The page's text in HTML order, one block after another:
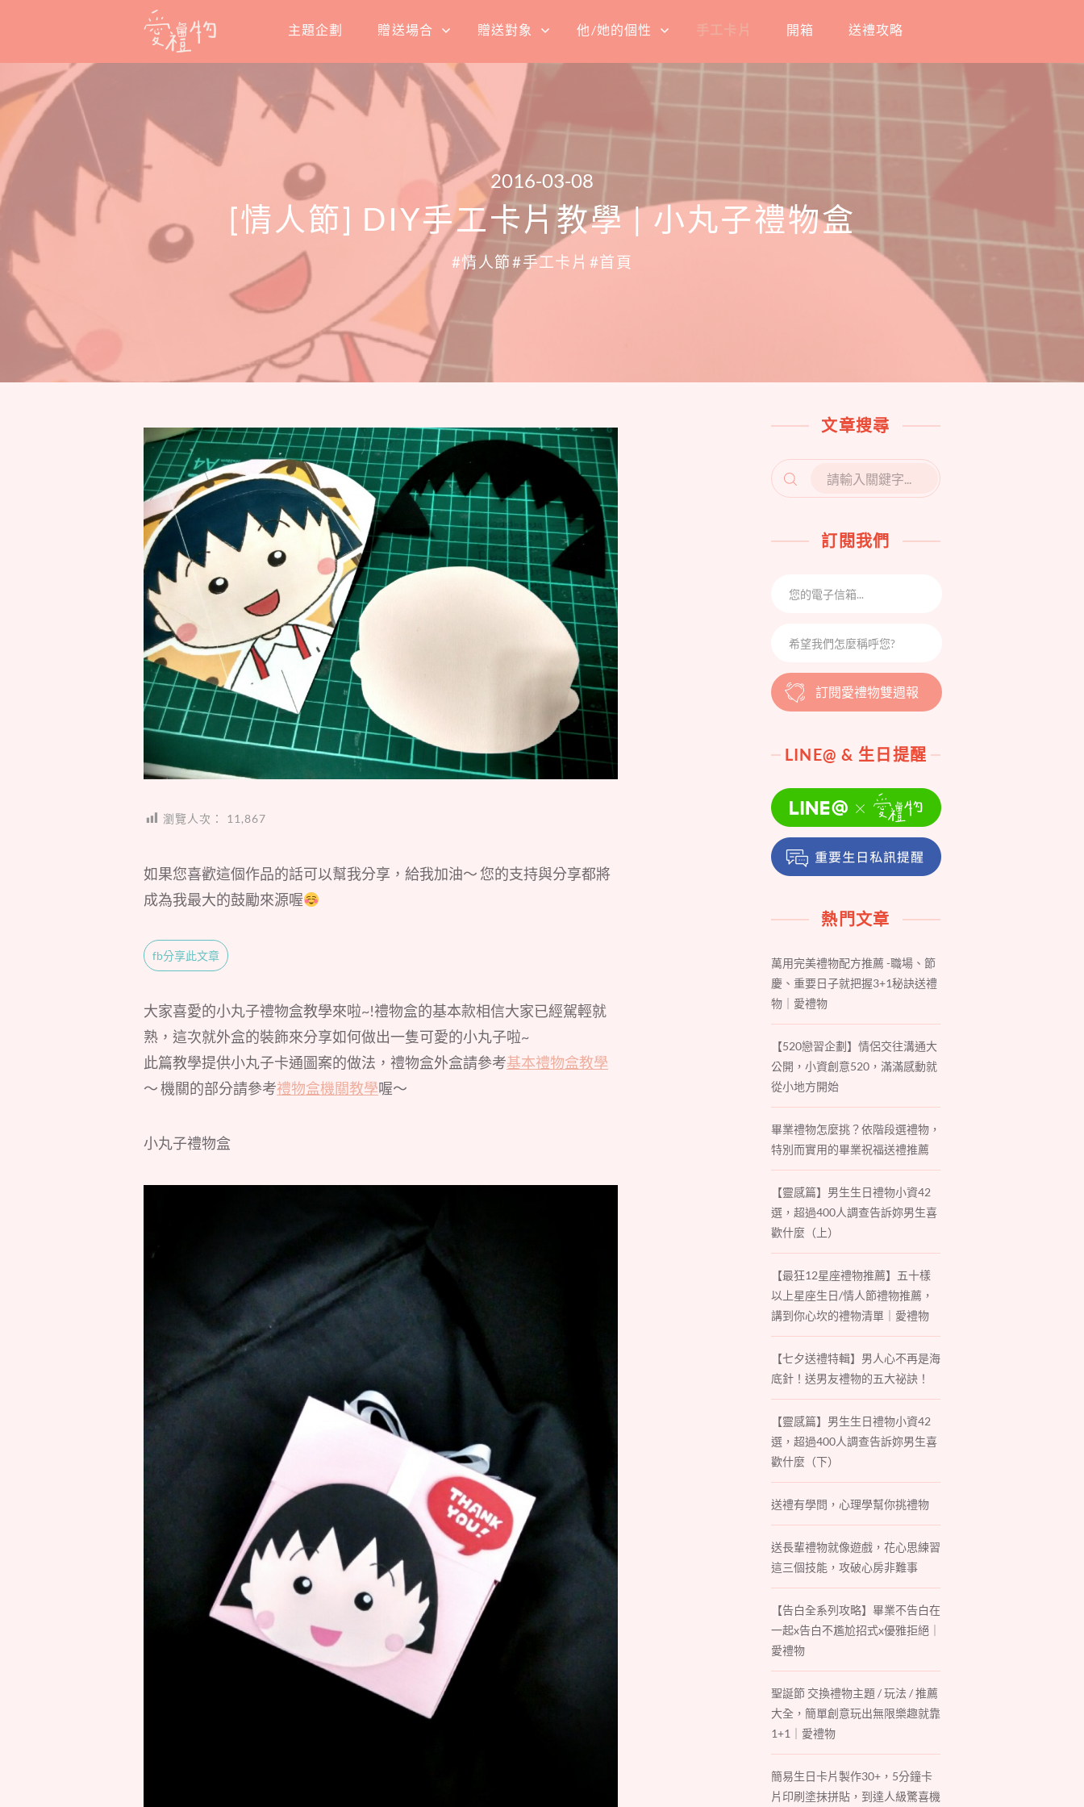
content
主題企劃 贈送場合 贈送對象 他/她的個性 手工卡片 開箱 送禮攻略
2016-03-08
[情人節] DIY手工卡片教學 | 小丸子禮物盒
情人節 手工卡片 首頁
瀏覽人次： 11,867
如果您喜歡這個作品的話可以幫我分享，給我加油～ 您的支持與分享都將
成為我最大的鼓勵來源喔
fb分享此文章
大家喜愛的小丸子禮物盒教學來啦~!禮物盒的基本款相信大家已經駕輕就
熟，這次就外盒的裝飾來分享如何做出一隻可愛的小丸子啦~
此篇教學提供小丸子卡通圖案的做法，禮物盒外盒請參考基本禮物盒教學
～ 機關的部分請參考禮物盒機關教學喔～
小丸子禮物盒
文章搜尋
SEARCH
FOR:
訂閱我們
訂閱愛禮物雙週報
LINE@ & 生日提醒
熱門文章
萬用完美禮物配方推薦 -職場、節
慶、重要日子就把握3+1秘訣送禮
物｜愛禮物
【520戀習企劃】情侶交往溝通大
公開，小資創意520，滿滿感動就
從小地方開始
畢業禮物怎麼挑？依階段選禮物，
特別而實用的畢業祝福送禮推薦
【靈感篇】男生生日禮物小資42
選，超過400人調查告訴妳男生喜
歡什麼（上）
【最狂12星座禮物推薦】五十樣
以上星座生日/情人節禮物推薦，
講到你心坎的禮物清單｜愛禮物
【七夕送禮特輯】男人心不再是海
底針！送男友禮物的五大祕訣！
【靈感篇】男生生日禮物小資42
選，超過400人調查告訴妳男生喜
歡什麼（下）
送禮有學問，心理學幫你挑禮物
送長輩禮物就像遊戲，花心思練習
這三個技能，攻破心房非難事
【告白全系列攻略】畢業不告白在
一起x告白不尷尬招式x優雅拒絕｜
愛禮物
聖誕節 交換禮物主題 / 玩法 / 推薦
大全，簡單創意玩出無限樂趣就靠
1+1｜愛禮物
簡易生日卡片製作30+，5分鐘卡
片印刷塗抹拼貼，到達人級驚喜機